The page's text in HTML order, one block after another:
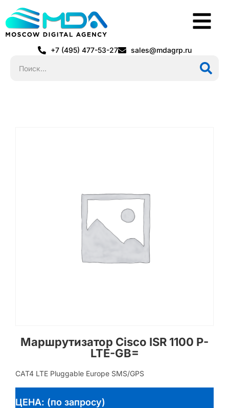
+7 (495) 477-53-27 sales@mdagrp.ru
Маршрутизатор Cisco ISR 1100 P-
LTE-GB=
CAT4 LTE Pluggable Europe SMS/GPS
ЦЕНА: (по запросу)